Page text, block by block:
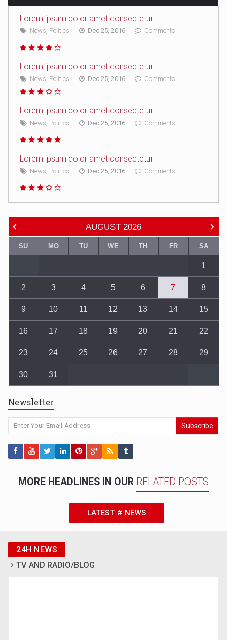
Lorem ipsum dolor amet consectetur
News Politics Dec 25, 2016 Comments
Lorem ipsum dolor amet consectetur
News Politics Dec 25, 2016 Comments
Lorem ipsum dolor amet consectetur
News Politics Dec 25, 2016 Comments
Lorem ipsum dolor amet consectetur
News Politics Dec 25, 2016 Comments
AUGUST 2026
SU MO TU WE TH FR SA
1
2 3 4 5 6 7 8
9 10 11 12 13 14 15
16 17 18 19 20 21 22
23 24 25 26 27 28 29
30 31
Newsletter
Subscribe
MORE HEADLINES IN OUR RELATED POSTS
LATEST # NEWS
24H NEWS
TV AND RADIO/BLOG